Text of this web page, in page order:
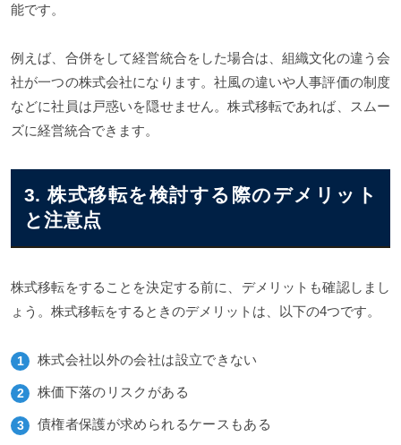
能です。
例えば、合併をして経営統合をした場合は、組織文化の違う会
社が一つの株式会社になります。社風の違いや人事評価の制度
などに社員は戸惑いを隠せません。株式移転であれば、スムー
ズに経営統合できます。
3. 株式移転を検討する際のデメリット
と注意点
株式移転をすることを決定する前に、デメリットも確認しまし
ょう。株式移転をするときのデメリットは、以下の4つです。
株式会社以外の会社は設立できない
株価下落のリスクがある
債権者保護が求められるケースもある